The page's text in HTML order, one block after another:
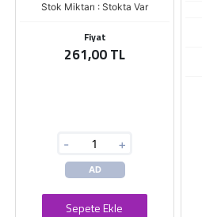
Stok Miktarı : Stokta Var
Fiyat
261,00 TL
- +
AD
Sepete Ekle